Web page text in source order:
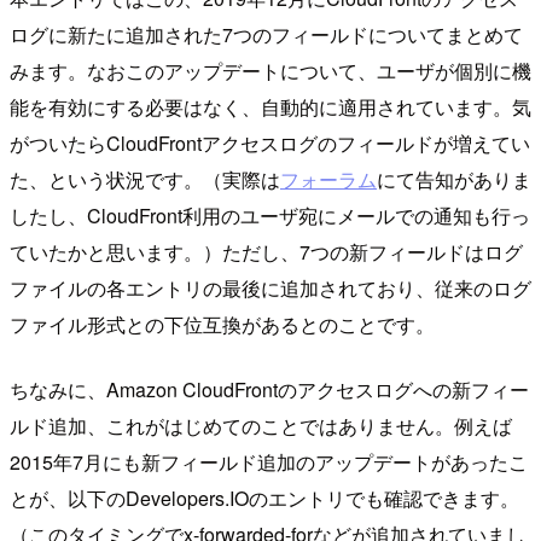
ログに新たに追加された7つのフィールドについてまとめて
みます。なおこのアップデートについて、ユーザが個別に機
能を有効にする必要はなく、自動的に適用されています。気
がついたらCloudFrontアクセスログのフィールドが増えてい
た、という状況です。（実際はフォーラムにて告知がありま
したし、CloudFront利用のユーザ宛にメールでの通知も行っ
ていたかと思います。）ただし、7つの新フィールドはログ
ファイルの各エントリの最後に追加されており、従来のログ
ファイル形式との下位互換があるとのことです。
ちなみに、Amazon CloudFrontのアクセスログへの新フィー
ルド追加、これがはじめてのことではありません。例えば
2015年7月にも新フィールド追加のアップデートがあったこ
とが、以下のDevelopers.IOのエントリでも確認できます。
（このタイミングでx-forwarded-forなどが追加されていまし